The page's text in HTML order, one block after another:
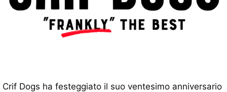
Crif Dogs ha festeggiato il suo ventesimo anniversario